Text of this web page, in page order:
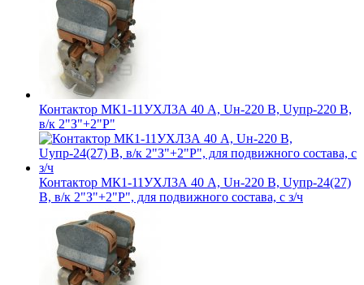
Контактор МК1-11УХЛ3А 40 А, Uн-220 В, Uупр-220 В,
в/к 2"З"+2"Р"
Контактор МК1-11УХЛ3А 40 А, Uн-220 В, Uупр-24(27)
В, в/к 2"З"+2"Р", для подвижного состава, с з/ч